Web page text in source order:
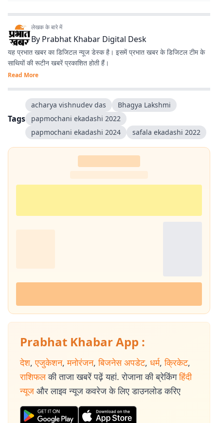
लेखक के बारे में
By Prabhat Khabar Digital Desk
यह प्रभात खबर का डिजिटल न्यूज डेस्क है। इसमें प्रभात खबर के डिजिटल टीम के
साथियों की रूटीन खबरें प्रकाशित होती हैं।
Read More
Tags
acharya vishnudev das
Bhagya Lakshmi
papmochani ekadashi 2022
papmochani ekadashi 2024
safala ekadashi 2022
Prabhat Khabar App :
देश, एजुकेशन, मनोरंजन, बिजनेस अपडेट, धर्म, क्रिकेट,
राशिफल की ताजा खबरें पढ़ें यहां. रोजाना की ब्रेकिंग हिंदी
न्यूज और लाइव न्यूज कवरेज के लिए डाउनलोड करिए